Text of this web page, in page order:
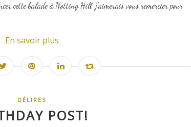
cette balade à Notting Hill, j'aimerais vous remercier pour
En savoir plus
DÉLIRES
POST!